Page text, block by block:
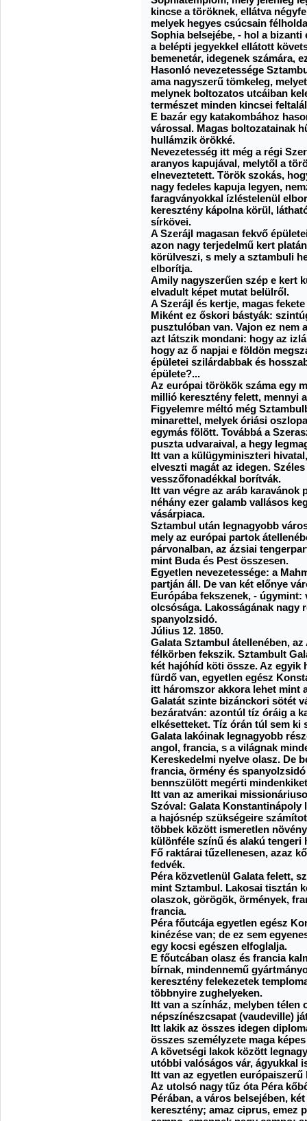
kincse a töröknek, ellátva
melyek hegyes csúcsain
Sophia belsejébe, - hol a
a belépti jegyekkel ellátott
bemenetár, idegenek számára,
Hasonló nevezetessége
ama nagyszerű tömkeleg,
melynek boltozatos utcáiban
természet minden kincsei
E bazár egy katakombához
várossal. Magas boltozatainak
hullámzik örökké.
Nevezetesség itt még a régi
aranyos kapujával, melytől a
elneveztetett. Török szokás,
nagy fedeles kapuja legyen,
faragványokkal ízléstelenül
keresztény kápolna körül,
sírkövei.
A Szerájl magasan fekvő
azon nagy terjedelmű kert
körülveszi, s mely a sztambuli
elborítja.
Amily nagyszerűen szép e kert
elvadult képet mutat belülről.
A Szerájl és kertje, magas
Miként ez őskori bástyák:
pusztulóban van. Vajon ez nem
azt látszik mondani: hogy az
hogy az ő napjai e földön
épületei szilárdabbak és
épülete?...
Az európai törökök száma egy
millió keresztény felett, mennyi
Figyelemre méltó még
minarettel, melyek óriási
egymás fölött. Továbbá a
puszta udvaraival, a hegy
Itt van a külügyminiszteri
elveszti magát az idegen.
vesszőfonadékkal borítvák.
Itt van végre az aráb karavánok
néhány ezer galamb vallásos
vásárpiaca.
Sztambul után legnagyobb
mely az európai partok
párvonalban, az ázsiai
mint Buda és Pest összesen.
Egyetlen nevezetessége: a
partján áll. De van két előnye
Európába fekszenek, -
olcsósága. Lakosságának nagy
spanyolzsidó.
Július 12. 1850.
Galata Sztambul átellenében,
félkörben fekszik. Sztambult
két hajóhíd köti össze. Az egyik
fürdő van, egyetlen egész
itt háromszor akkora lehet mint
Galatát szinte bizánckori sötét
bezáratván: azontúl tíz óráig a
elkésetteket. Tíz órán túl sem ki
Galata lakóinak legnagyobb
angol, francia, s a világnak
Kereskedelmi nyelve olasz. De
francia, örmény és
bennszülött megérti
Itt van az amerikai
Szóval: Galata Konstantinápoly
a hajósnép szükségeire
többek között ismeretlen
különféle színű és alakú
Fő raktárai tűzellenesen, azaz
fedvék.
Péra közvetlenül Galata felett,
mint Sztambul. Lakosai tisztán
olaszok, görögök, örmények,
francia.
Péra főutcája egyetlen egész
kinézése van; de ez sem
egy kocsi egészen elfoglalja.
E főutcában olasz és francia
bírnak, mindennemű
keresztény felekezetek
többnyire zughelyeken.
Itt van a színház, melyben télen
népszínészcsapat (vaudeville)
Itt lakik az összes idegen
összes személyzete maga
A követségi lakok között
utóbbi valóságos vár, ágyukkal
Itt van az egyetlen európaiszerű
Az utolsó nagy tűz óta Péra
Pérában, a város belsejében,
keresztény; amaz ciprus, emez